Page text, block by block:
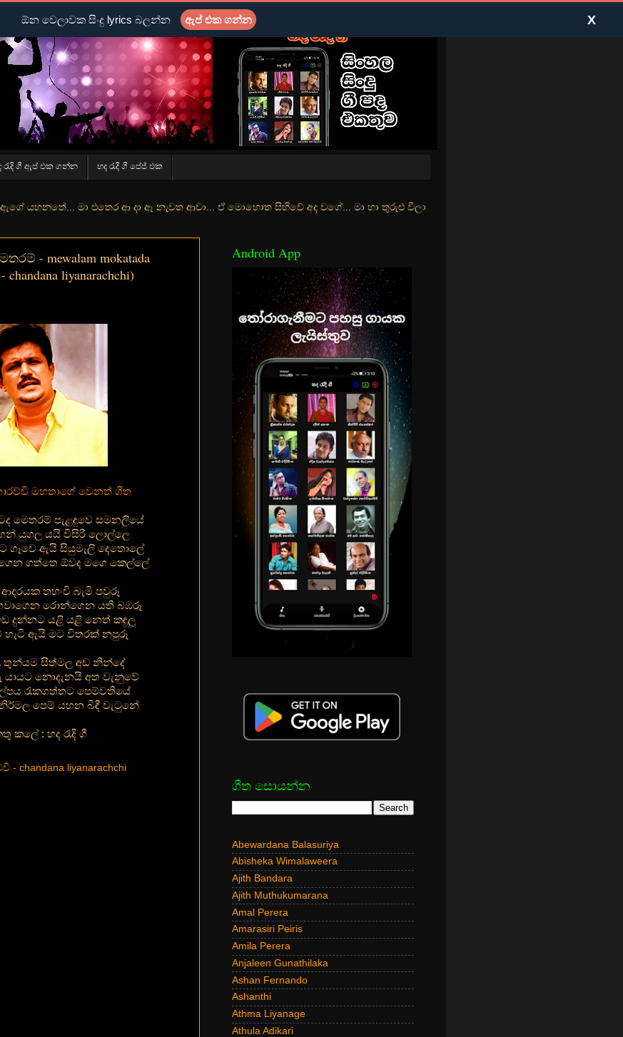
රැදි ගී ඇප් එක ගන්න හද රැදි ගී පේජ් එක
මා එතෙර ආ දා ඈ නැවත ආවා... ඒ මොහොත සිහිවේ අද වගේ... මා හා තුරුළු වීලා දෑසේ කදුළු බීලා රහසේ සුසුම් ලෑ හඩ ඇසේ... නිල්වන්
- mewalam mokatada
liyanarachchi)
මහතාගේ වෙනත් ගීත
මෙතරම් පැළඳුවෙ සමනලියේ
යුගල යයි විසිරී ලොල්ලෙ
ගෑවෙ ඇයි සියුමැලි දෙතොලේ
ගත්තෙ ඕවද මගෙ කෙල්ලේ
ආදරයක තහංචි බැමි පවුරූ
රොන්ගෙන යති බඹරූ
දුන්නට යළි යළි නෙත් කඳුලූ
හැටි ඇයි මට විතරක් නපුරූ
තුන්යම සිත්මල අඩ නින්දේ
යායට නොදැනයි අත වැනුවේ
රැකගත්තට පෙම්වතියේ
පෙම් යහන බිඳී වැටුනේ
කලේ : හද රැදි ගී
chandana liyanarachchi
Android App
ගීත සොයන්න
Abewardana Balasuriya
Abisheka Wimalaweera
Ajith Bandara
Ajith Muthukumarana
Amal Perera
Amarasiri Peiris
Amila Perera
Anjaleen Gunathilaka
Ashan Fernando
Ashanthi
Athma Liyanage
Athula Adikari
ඕන වෙලාවක සිංදු lyrics බලන්න ඇප් එක ගන්න X